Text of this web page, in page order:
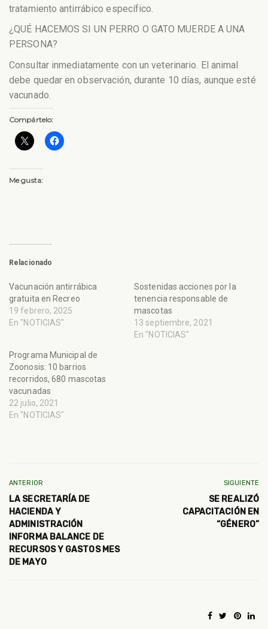
tratamiento antirrábico específico.
¿QUÉ HACEMOS SI UN PERRO O GATO MUERDE A UNA
PERSONA?
Consultar inmediatamente con un veterinario. El animal
debe quedar en observación, durante 10 días, aunque esté
vacunado.
Compártelo:
Me gusta:
Relacionado
Vacunación antirrábica
gratuita en Recreo
19 febrero, 2025
En "NOTICIAS"
Sostenidas acciones por la
tenencia responsable de
mascotas
13 septiembre, 2021
En "NOTICIAS"
Programa Municipal de
Zoonosis: 10 barrios
recorridos, 680 mascotas
vacunadas
22 julio, 2021
En "NOTICIAS"
ANTERIOR
LA SECRETARÍA DE
HACIENDA Y
ADMINISTRACIÓN
INFORMA BALANCE DE
RECURSOS Y GASTOS MES
DE MAYO
SIGUIENTE
SE REALIZÓ
CAPACITACIÓN EN
“GÉNERO”